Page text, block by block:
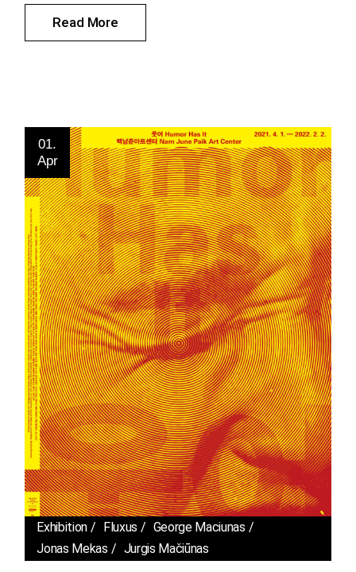
Read More
01.
Apr
Exhibition Fluxus
George Maciunas
Jonas Mekas
Jurgis Mačiūnas